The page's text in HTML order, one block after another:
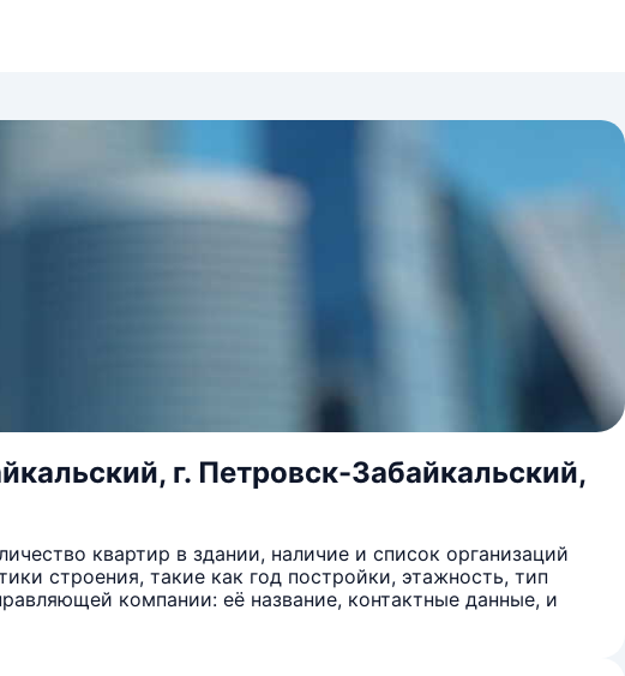
г. Петровск-Забайкальский,
квартир в здании, наличие и список организаций
строения, такие как год постройки, этажность, тип
компании: её название, контактные данные, и